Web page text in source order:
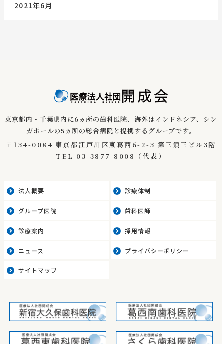
2021年6月
東京都内・千葉県内に6ヵ所の歯科医院、海外はインドネシア、
シン
ガポールの5ヵ所の総合病院と提携するグループです。
〒134-0084 東京都江戸川区東葛西6-2-3 第三須三ビル3階
TEL 03-3877-8008 （代表）
法人概要 診療体制
グループ医院 歯科医師
診療案内 採用情報
ニュース プライバシーポリシー
サイトマップ